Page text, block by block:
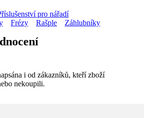
pro nářadí
Frézy Rašple Záhlubníky
i od zákazníků, kteří zboží
nekoupili.